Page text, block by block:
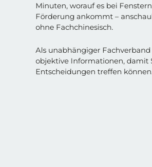
Minuten, worauf es bei
Förderung ankommt –
ohne Fachchinesisch.
Als unabhängiger
objektive Informationen, damit
Entscheidungen treffen